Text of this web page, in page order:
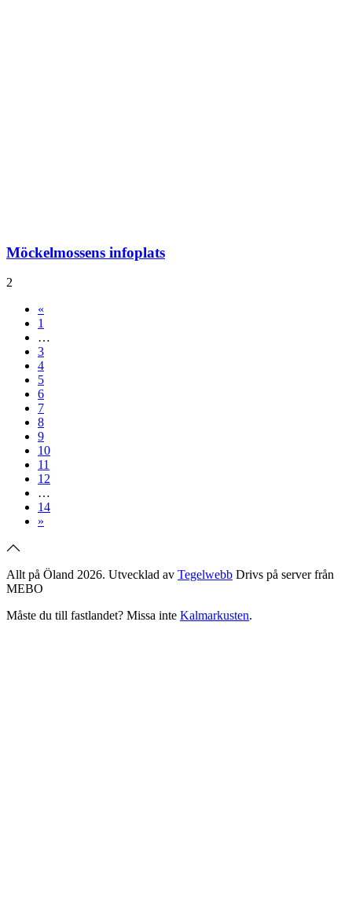
Möckelmossens infoplats
2
«
1
…
3
4
5
6
7
8
9
10
11
12
…
14
»
Allt på Öland 2026. Utvecklad av Tegelwebb Drivs på server från
MEBO
Måste du till fastlandet? Missa inte Kalmarkusten.